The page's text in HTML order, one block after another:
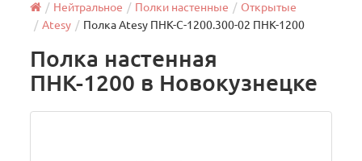
Нейтральное Полки настенные
Открытые
Atesy
Полка Atesy ПНК-С-1200.300-02 ПНК-1200
Полка настенная
ПНК-1200 в Новокузнецке